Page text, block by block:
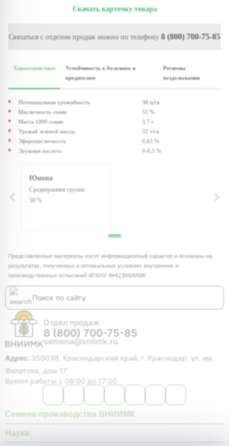
Скачать карточку товара
Связаться с отделом продаж можно по телефону 8 (800) 700-75-85
Характеристики
Устойчивость к болезням и
вредителям
Регионы
возделывания
Потенциальная урожайность
38 ц/га
Масличность семян
51 %
Масса 1000 семян
3,7 г
Урожай зелёной массы
32 т/га
Эфиромасличность
0,65 %
Эруковая кислота
0-0,5 %
Юнона
Среднеранняя группа
50 %
Представленные материалы носят информационный характер и основаны на
результатах, полученных в оптимальных условиях внутренних и
производственных испытаний ФГБНУ ФНЦ ВНИИМК
Отдел продаж
8 (800) 700-75-85
semena@vniimk.ru
Адрес: 350038, Краснодарский край, г. Краснодар, ул. им.
Филатова, дом 17
Время работы с 08:00 до 17:00
Семена производства ВНИИМК
Наука